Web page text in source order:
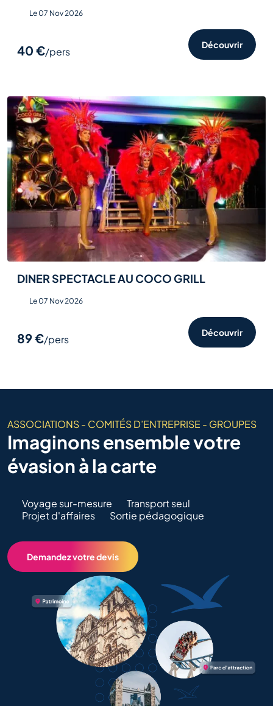
Le 07 Nov 2026
40 €/pers
Découvrir
DINER SPECTACLE AU COCO GRILL
Le 07 Nov 2026
89 €/pers
Découvrir
ASSOCIATIONS - COMITÉS D’ENTREPRISE - GROUPES
Imaginons ensemble votre
évasion à la carte
Voyage sur-mesure
Transport seul
Projet d'affaires
Sortie pédagogique
Demandez votre devis